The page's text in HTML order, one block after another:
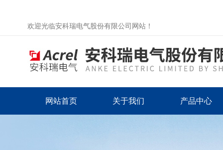
欢迎光临安科瑞电气股份有限公司网站！
网站首页 关于我们 产品中心